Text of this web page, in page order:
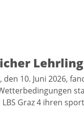
den 10. Juni 2026,
Graz 4 ihren